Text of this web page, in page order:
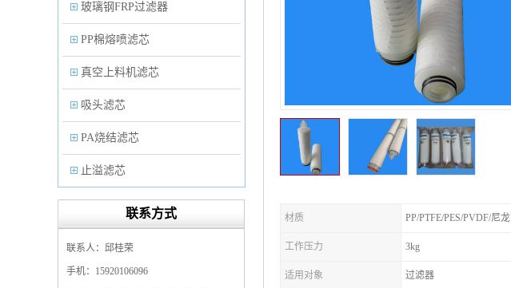
玻璃钢FRP过滤器
PP棉熔喷滤芯
真空上料机滤芯
吸头滤芯
PA烧结滤芯
止溢滤芯
PP塑料过滤器
保安过滤器滤芯
联系方式
联系人：邱桂荣
手机：15920106096
材质 PP/PTFE/PES/PVDF/尼龙
工作压力 3kg
适用对象 过滤器